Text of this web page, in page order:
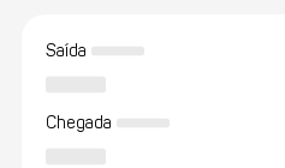
Saída
Chegada